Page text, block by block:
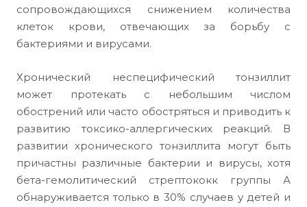
сопровождающихся снижением количества
клеток крови, отвечающих за борьбу с
бактериями и вирусами.
Хронический неспецифический тонзиллит
может протекать с небольшим числом
обострений или часто обостряться и приводить к
развитию токсико-аллергических реакций. В
развитии хронического тонзиллита могут быть
причастны различные бактерии и вирусы, хотя
бета-гемолитический стрептококк группы А
обнаруживается только в 30% случаев у детей и